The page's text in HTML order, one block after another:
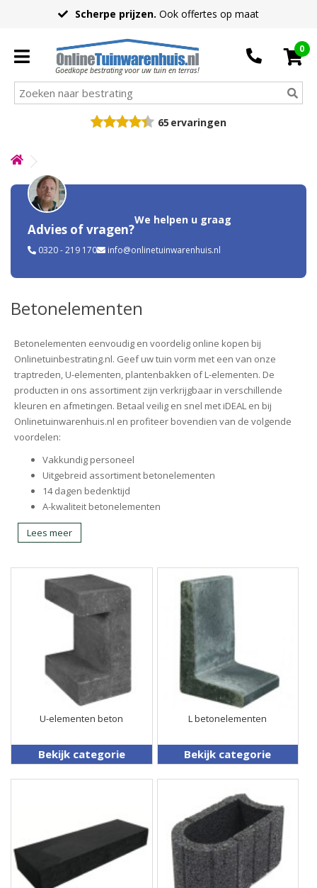
Scherpe prijzen. Ook offertes op maat
Goedkope bestrating voor uw tuin en terras!
0
65 ervaringen
Advies of vragen?
We helpen u graag
0320 - 219 170 info@onlinetuinwarenhuis.nl
Betonelementen
Betonelementen eenvoudig en voordelig online kopen bij
Onlinetuinbestrating.nl. Geef uw tuin vorm met een van onze
traptreden, U-elementen, plantenbakken of L-elementen. De
producten in ons assortiment zijn verkrijgbaar in verschillende
kleuren en afmetingen. Betaal veilig en snel met iDEAL en bij
Onlinetuinwarenhuis.nl en profiteer bovendien van de volgende
voordelen:
Vakkundig personeel
Uitgebreid assortiment betonelementen
14 dagen bedenktijd
A-kwaliteit betonelementen
Lees meer
U-elementen beton
Bekijk categorie
L betonelementen
Bekijk categorie